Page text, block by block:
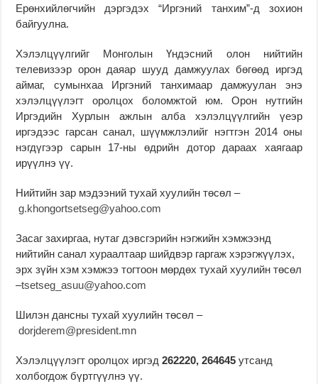
Ерөнхийлөгчийн дэргэдэх “Иргэний танхим”-д зохион
байгуулна.
Хэлэлцүүлгийг Монголын Үндэсний олон нийтийн
телевизээр орон даяар шууд дамжуулах бөгөөд иргэд
аймаг, сумынхаа Иргэний танхимаар дамжуулан энэ
хэлэлцүүлэгт оролцох боломжтой юм. Орон нутгийн
Иргэдийн Хурлын ажлын алба хэлэлцүүлгийн үеэр
иргэдээс гарсан санал, шүүмжлэлийг нэгтгэн 2014 оны
нэгдүгээр сарын 17-ны өдрийн дотор дараах хаягаар
ирүүлнэ үү.
Нийтийн зар мэдээний тухай хуулийн төсөл –
g.khongortsetseg@yahoo.com
Засаг захиргаа, нутаг дэвсгэрийн нэгжийн хэмжээнд
нийтийн санал хураалтаар шийдвэр гаргаж хэрэгжүүлэх,
эрх зүйн хэм хэмжээ тогтоон мөрдөх тухай хуулийн төсөл
–tsetseg_asuu@yahoo.com
Шилэн дансны тухай хуулийн төсөл –
dorjderem@president.mn
Хэлэлцүүлэгт оролцох иргэд262220, 264645 утсанд
холбогдож бүртгүүлнэ үү.